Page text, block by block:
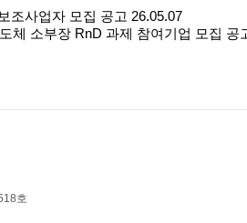
조사업자 모집 공고 26.05.07
체 소부장 RnD 과제 참여기업 모집 공
호